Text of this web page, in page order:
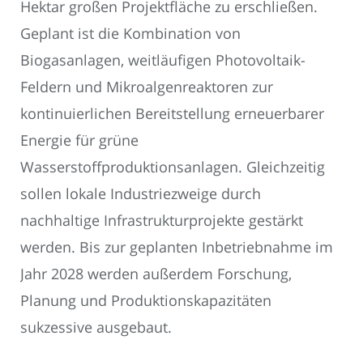
Hektar großen Projektfläche zu erschließen.
Geplant ist die Kombination von
Biogasanlagen, weitläufigen Photovoltaik-
Feldern und Mikroalgenreaktoren zur
kontinuierlichen Bereitstellung erneuerbarer
Energie für grüne
Wasserstoffproduktionsanlagen. Gleichzeitig
sollen lokale Industriezweige durch
nachhaltige Infrastrukturprojekte gestärkt
werden. Bis zur geplanten Inbetriebnahme im
Jahr 2028 werden außerdem Forschung,
Planung und Produktionskapazitäten
sukzessive ausgebaut.